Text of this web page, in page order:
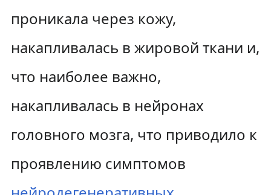
проникала через кожу,
накапливалась в жировой ткани и,
что наиболее важно,
накапливалась в нейронах
головного мозга, что приводило к
проявлению симптомов